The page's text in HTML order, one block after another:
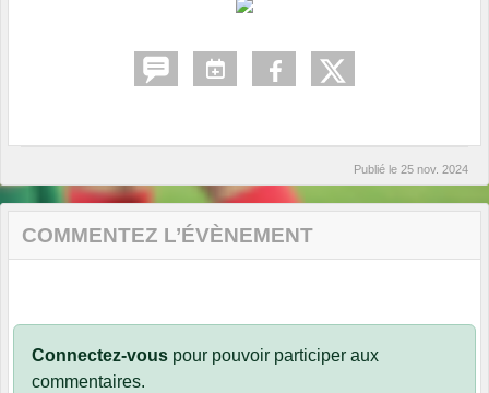
Publié le 25 nov. 2024
COMMENTEZ L’ÉVÈNEMENT
Connectez-vous pour pouvoir participer aux
commentaires.